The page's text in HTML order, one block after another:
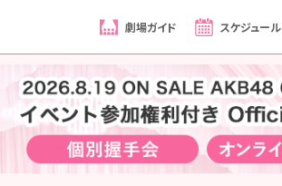
劇場ガイド スケジュール